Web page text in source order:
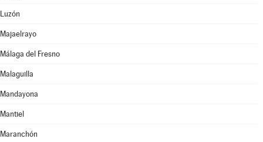
Luzón
Majaelrayo
Málaga del Fresno
Malaguilla
Mandayona
Mantiel
Maranchón